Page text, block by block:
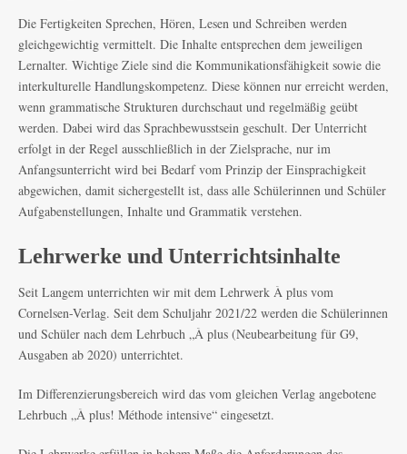
Die Fertigkeiten Sprechen, Hören, Lesen und Schreiben werden
gleichgewichtig vermittelt. Die Inhalte entsprechen dem jeweiligen
Lernalter. Wichtige Ziele sind die Kommunikationsfähigkeit sowie die
interkulturelle Handlungskompetenz. Diese können nur erreicht werden,
wenn grammatische Strukturen durchschaut und regelmäßig geübt
werden. Dabei wird das Sprachbewusstsein geschult. Der Unterricht
erfolgt in der Regel ausschließlich in der Zielsprache, nur im
Anfangsunterricht wird bei Bedarf vom Prinzip der Einsprachigkeit
abgewichen, damit sichergestellt ist, dass alle Schülerinnen und Schüler
Aufgabenstellungen, Inhalte und Grammatik verstehen.
Lehrwerke und Unterrichtsinhalte
Seit Langem unterrichten wir mit dem Lehrwerk À plus vom
Cornelsen-Verlag. Seit dem Schuljahr 2021/22 werden die Schülerinnen
und Schüler nach dem Lehrbuch „À plus (Neubearbeitung für G9,
Ausgaben ab 2020) unterrichtet.
Im Differenzierungsbereich wird das vom gleichen Verlag angebotene
Lehrbuch „À plus! Méthode intensive“ eingesetzt.